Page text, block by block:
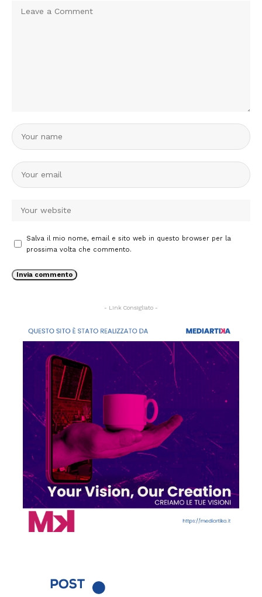
Salva il mio nome, email e sito web in questo browser per la
prossima volta che commento.
- Link Consigliato -